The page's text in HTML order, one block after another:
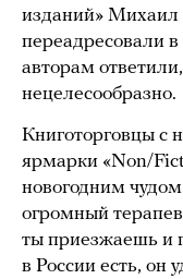
изданий»
переадресовали
авторам
нецелесообразно.
Книготорговцы с
ярмарки «Non/
новогодним
огромный
ты приезжаешь и
в России есть, он